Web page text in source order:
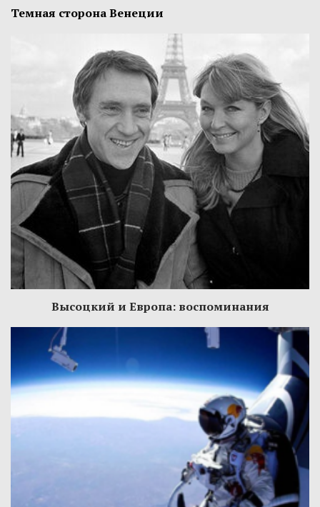
Темная сторона Венеции
Высоцкий и Европа: воспоминания